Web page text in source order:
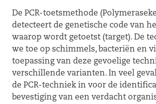
De PCR-toetsmethode
detecteert de genetische code van
waarop wordt getoetst (target). De
we toe op schimmels, bacteriën en
toepassing van deze gevoelige
verschillende varianten. In veel
de PCR-techniek in voor de
bevestiging van een verdacht